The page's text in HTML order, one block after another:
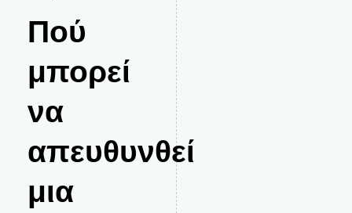
Πού
μπορεί
να
απευθυνθεί
μια